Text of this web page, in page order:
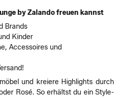
by Zalando freuen kannst
Brands
Kinder
Accessoires und
und kreiere Highlights durch
Rosé. So erhältst du ein Style-